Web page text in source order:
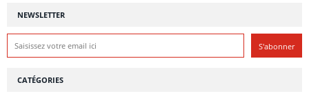
NEWSLETTER
CATÉGORIES